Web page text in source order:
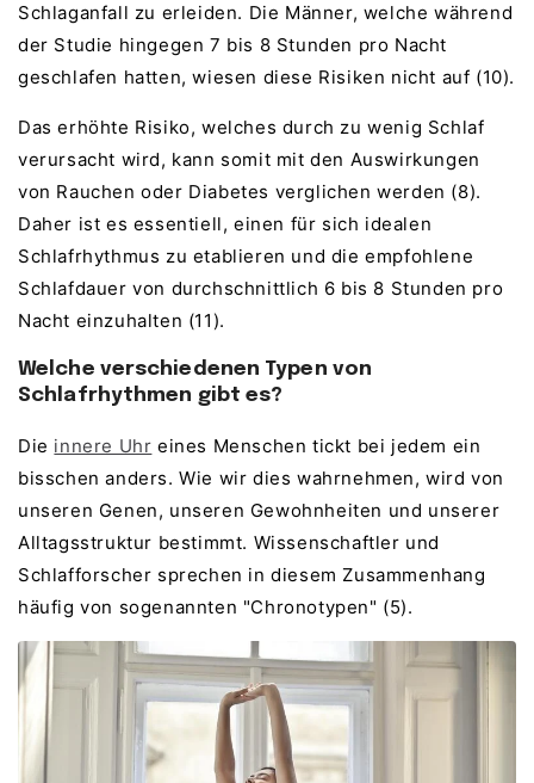
Schlaganfall zu erleiden. Die Männer, welche während
der Studie hingegen 7 bis 8 Stunden pro Nacht
geschlafen hatten, wiesen diese Risiken nicht auf (10).
Das erhöhte Risiko, welches durch zu wenig Schlaf
verursacht wird, kann somit mit den Auswirkungen
von Rauchen oder Diabetes verglichen werden (8).
Daher ist es essentiell, einen für sich idealen
Schlafrhythmus zu etablieren und die empfohlene
Schlafdauer von durchschnittlich 6 bis 8 Stunden pro
Nacht einzuhalten (11).
Welche verschiedenen Typen von
Schlafrhythmen gibt es?
Die innere Uhr eines Menschen tickt bei jedem ein
bisschen anders. Wie wir dies wahrnehmen, wird von
unseren Genen, unseren Gewohnheiten und unserer
Alltagsstruktur bestimmt. Wissenschaftler und
Schlafforscher sprechen in diesem Zusammenhang
häufig von sogenannten "Chronotypen" (5).